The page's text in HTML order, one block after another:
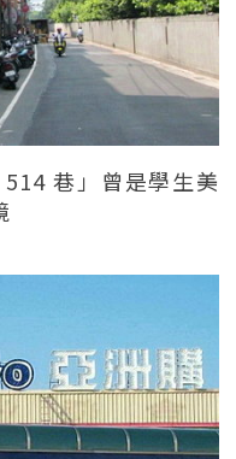
巷」曾是學生美